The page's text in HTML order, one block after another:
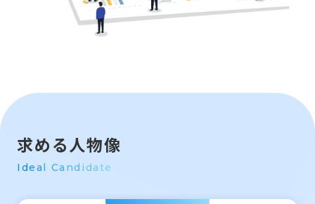
求める人物像
Ideal Candidate